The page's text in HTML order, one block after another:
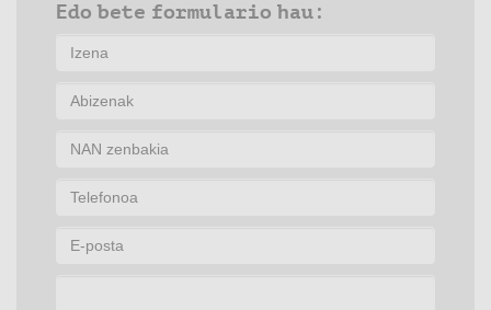
Edo bete formulario hau: